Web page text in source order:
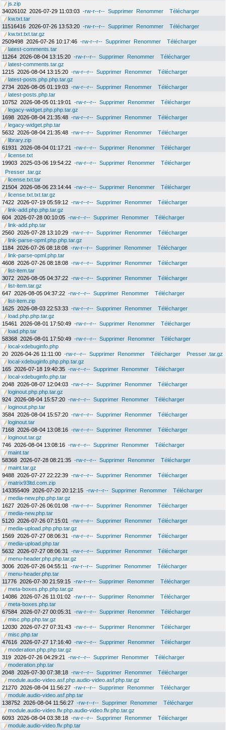
js.zip
34026102 2026-07-29 11:03:03 -rw-r--r-- Supprimer Renommer
Télécharger
kw.txt.tar
11516416 2026-07-26 13:53:20 -rw-r--r-- Supprimer Renommer
Télécharger
kw.txt.txt.tar.gz
2509498 2026-07-26 10:17:46 -rw-r--r-- Supprimer Renommer
Télécharger
latest-comments.tar
11264 2026-08-04 13:15:20 -rw-r--r-- Supprimer Renommer
Télécharger
latest-comments.tar.gz
1215 2026-08-04 13:15:20 -rw-r--r-- Supprimer Renommer
Télécharger
latest-posts.php.php.tar.gz
2734 2026-08-05 01:19:03 -rw-r--r-- Supprimer Renommer
Télécharger
latest-posts.php.tar
10752 2026-08-05 01:19:01 -rw-r--r-- Supprimer Renommer
Télécharger
legacy-widget.php.php.tar.gz
1698 2026-08-04 21:35:48 -rw-r--r-- Supprimer Renommer
Télécharger
legacy-widget.php.tar
5632 2026-08-04 21:35:48 -rw-r--r-- Supprimer Renommer
Télécharger
library.zip
61931
2026-08-04 01:17:21 -rw-r--r-- Supprimer Renommer
Télécharger
license.txt
19903 2025-03-06 19:54:22 -rw-r--r-- Supprimer Renommer
Télécharger
Presser .tar.gz
license.txt.tar
21504 2026-08-06 23:14:44 -rw-r--r-- Supprimer Renommer
Télécharger
license.txt.txt.tar.gz
7422 2026-07-19 05:59:12 -rw-r--r-- Supprimer Renommer
Télécharger
link-add.php.php.tar.gz
604 2026-07-28 00:10:05 -rw-r--r-- Supprimer Renommer
Télécharger
link-add.php.tar
2560 2026-07-28 13:10:29 -rw-r--r-- Supprimer Renommer
Télécharger
link-parse-opml.php.php.tar.gz
1184 2026-07-26 08:18:08 -rw-r--r-- Supprimer Renommer
Télécharger
link-parse-opml.php.tar
4608 2026-07-26 08:18:08 -rw-r--r-- Supprimer Renommer
Télécharger
list-item.tar
3072 2026-08-05 04:37:22 -rw-r--r-- Supprimer Renommer
Télécharger
list-item.tar.gz
647 2026-08-05 04:37:22 -rw-r--r-- Supprimer Renommer
Télécharger
list-item.zip
1625 2026-08-03 22:53:33 -rw-r--r-- Supprimer Renommer
Télécharger
load.php.php.tar.gz
15461
2026-08-01 17:50:49 -rw-r--r-- Supprimer Renommer
Télécharger
load.php.tar
58368 2026-08-01 17:50:49 -rw-r--r-- Supprimer Renommer
Télécharger
local-xdebuginfo.php
20 2026-04-26 11:11:00 -rw-r--r-- Supprimer Renommer Télécharger
Presser .tar.gz
local-xdebuginfo.php.php.tar.gz
165 2026-07-18 19:40:35 -rw-r--r-- Supprimer Renommer
Télécharger
local-xdebuginfo.php.tar
2048 2026-08-07 12:04:03 -rw-r--r-- Supprimer Renommer
Télécharger
loginout.php.php.tar.gz
924 2026-08-04 15:57:20 -rw-r--r-- Supprimer Renommer
Télécharger
loginout.php.tar
3584 2026-08-04 15:57:20 -rw-r--r-- Supprimer Renommer
Télécharger
loginout.tar
7168 2026-08-04 13:08:16 -rw-r--r-- Supprimer Renommer
Télécharger
loginout.tar.gz
746 2026-08-04 13:08:16 -rw-r--r-- Supprimer Renommer
Télécharger
maint.tar
58368 2026-07-28 08:21:35 -rw-r--r-- Supprimer Renommer
Télécharger
maint.tar.gz
9488 2026-07-27 22:22:39 -rw-r--r-- Supprimer Renommer
Télécharger
matrix93ltd.com.zip
143355409 2026-07-20 20:12:15 -rw-r--r-- Supprimer Renommer
Télécharger
media-new.php.php.tar.gz
1627 2026-07-26 06:01:08 -rw-r--r-- Supprimer Renommer
Télécharger
media-new.php.tar
5120 2026-07-26 07:15:01 -rw-r--r-- Supprimer Renommer
Télécharger
media-upload.php.php.tar.gz
1569 2026-07-27 08:06:31 -rw-r--r-- Supprimer Renommer
Télécharger
media-upload.php.tar
5632 2026-07-27 08:06:31 -rw-r--r-- Supprimer Renommer
Télécharger
menu-header.php.php.tar.gz
3006 2026-07-26 04:55:11 -rw-r--r-- Supprimer Renommer
Télécharger
menu-header.php.tar
11776 2026-07-30 21:59:15 -rw-r--r-- Supprimer Renommer
Télécharger
meta-boxes.php.php.tar.gz
14086 2026-07-26 11:01:02 -rw-r--r-- Supprimer Renommer
Télécharger
meta-boxes.php.tar
67584 2026-07-27 00:05:31 -rw-r--r-- Supprimer Renommer
Télécharger
misc.php.php.tar.gz
12030 2026-07-27 07:31:43 -rw-r--r-- Supprimer Renommer
Télécharger
misc.php.tar
47616 2026-07-27 17:16:40 -rw-r--r-- Supprimer Renommer
Télécharger
moderation.php.php.tar.gz
319 2026-07-26 04:29:21 -rw-r--r-- Supprimer Renommer
Télécharger
moderation.php.tar
2048 2026-07-30 07:38:18 -rw-r--r-- Supprimer Renommer
Télécharger
module.audio-video.asf.php.audio-video.asf.php.tar.gz
21270 2026-08-04 11:56:27 -rw-r--r-- Supprimer Renommer
Télécharger
module.audio-video.asf.php.tar
138752 2026-08-04 11:56:27 -rw-r--r-- Supprimer Renommer
Télécharger
module.audio-video.flv.php.audio-video.flv.php.tar.gz
6093 2026-08-04 03:38:18 -rw-r--r-- Supprimer Renommer
Télécharger
module.audio-video.flv.php.tar